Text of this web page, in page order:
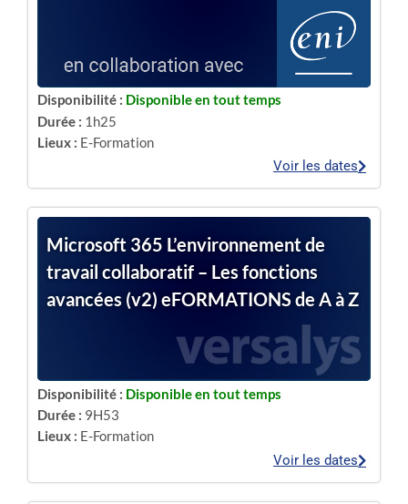
Disponibilité : Disponible en tout temps
Durée : 1h25
Lieux : E-Formation
Voir les dates
Microsoft 365 L’environnement de
travail collaboratif – Les fonctions
avancées (v2) eFORMATIONS de A à Z
Disponibilité : Disponible en tout temps
Durée : 9H53
Lieux : E-Formation
Voir les dates